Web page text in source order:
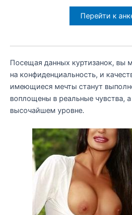
Перейти к
Посещая данных куртизанок, вы
на конфиденциальность, и
имеющиеся мечты станут
воплощены в реальные чувства, а
высочайшем уровне.